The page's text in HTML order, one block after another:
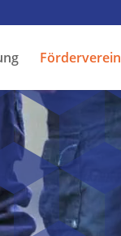
Förderverein